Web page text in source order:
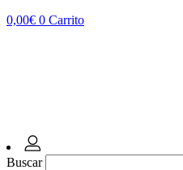
0,00€ 0 Carrito
Buscar